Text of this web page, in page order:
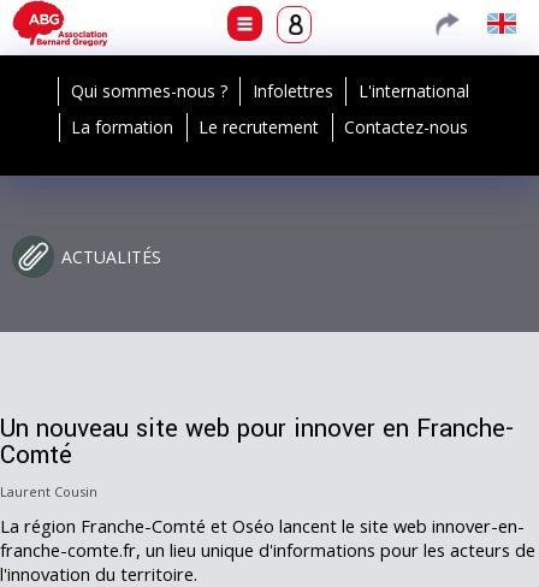
Qui sommes-nous ? Infolettres
L'international
La formation
Le recrutement Contactez-nous
ACTUALITÉS
Un nouveau site web pour innover en Franche-
Comté
Laurent Cousin
La région Franche-Comté et Oséo lancent le site web innover-en-
franche-comte.fr, un lieu unique d'informations pour les acteurs de
l'innovation du territoire.